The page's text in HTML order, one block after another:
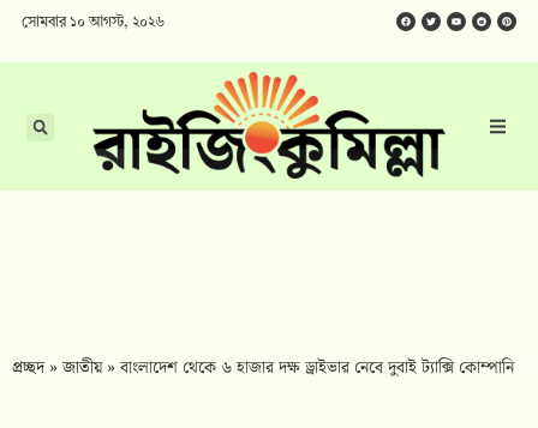
সোমবার ১০ আগস্ট, ২০২৬
প্রচ্ছদ»জাতীয়»বাংলাদেশ থেকে ৬ হাজার দক্ষ ড্রাইভার নেবে দুবাই ট্যাক্সি কোম্পানি